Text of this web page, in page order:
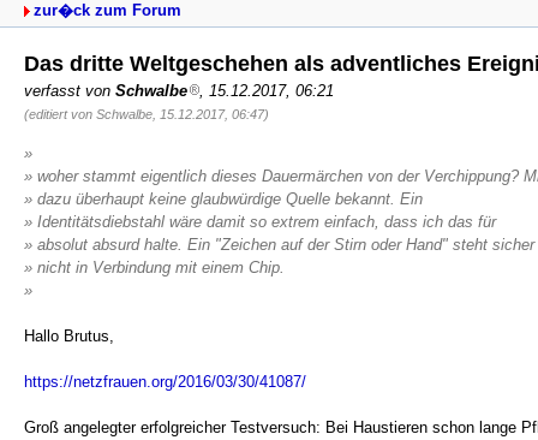
zur�ck zum Forum
Das dritte Weltgeschehen als adventliches
verfasst von Schwalbe , 15.12.2017, 06:21
(editiert von Schwalbe, 15.12.2017, 06:47)
»
» woher stammt eigentlich dieses Dauermärchen von der Verchippung?
» dazu überhaupt keine glaubwürdige Quelle bekannt. Ein
» Identitätsdiebstahl wäre damit so extrem einfach, dass ich das für
» absolut absurd halte. Ein "Zeichen auf der Stirn oder Hand" steht sicher
» nicht in Verbindung mit einem Chip.
»
Hallo Brutus,
https://netzfrauen.org/2016/03/30/41087/
Groß angelegter erfolgreicher Testversuch: Bei Haustieren schon lange